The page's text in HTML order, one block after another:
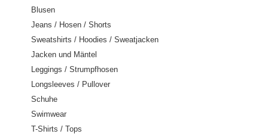
Blusen
Jeans / Hosen / Shorts
Sweatshirts / Hoodies / Sweatjacken
Jacken und Mäntel
Leggings / Strumpfhosen
Longsleeves / Pullover
Schuhe
Swimwear
T-Shirts / Tops